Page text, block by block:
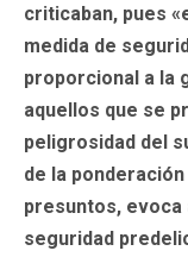
criticaban, pues
medida de
proporcional a la
aquellos que se
peligrosidad del
de la
presuntos, evoca
seguridad